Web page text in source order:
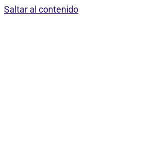
Saltar al contenido